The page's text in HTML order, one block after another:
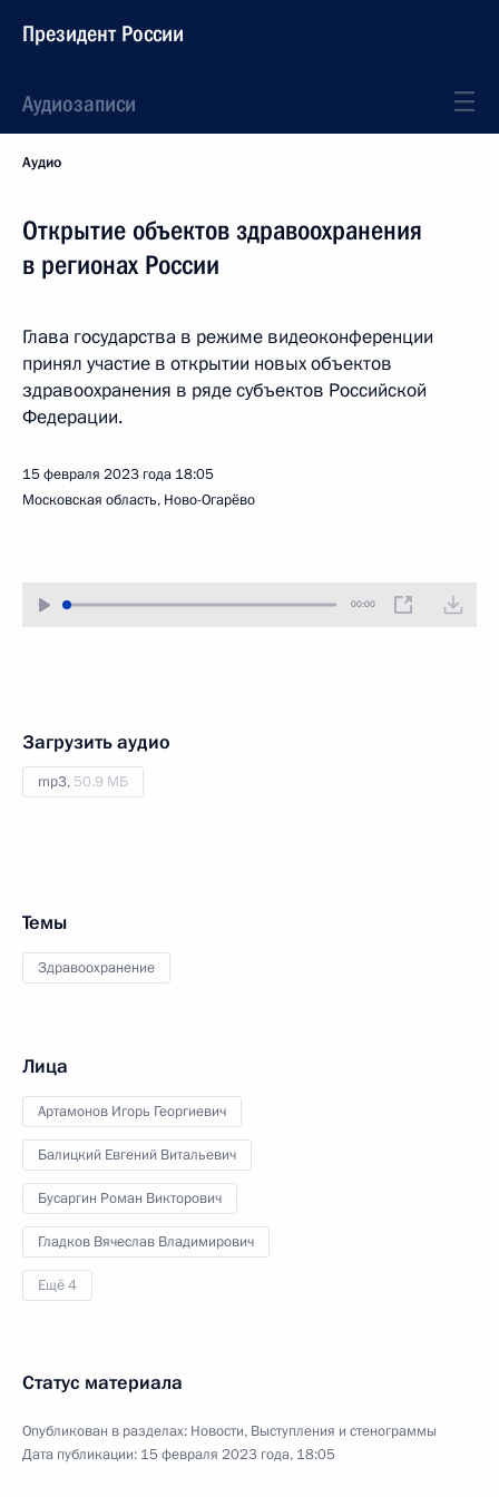
Президент России
Аудиозаписи
Аудио
Открытие объектов здравоохранения
в регионах России
Глава государства в режиме видеоконференции
принял участие в открытии новых объектов
здравоохранения в ряде субъектов Российской
Федерации.
15 февраля 2023 года 18:05
Московская область, Ново-Огарёво
00:00
Загрузить аудио
mp3, 50.9 МБ
Темы
Здравоохранение
Лица
Артамонов Игорь Георгиевич
Балицкий Евгений Витальевич
Бусаргин Роман Викторович
Гладков Вячеслав Владимирович
Ещё 4
Статус материала
Опубликован в разделах: Новости, Выступления и стенограммы
Дата публикации: 15 февраля 2023 года, 18:05